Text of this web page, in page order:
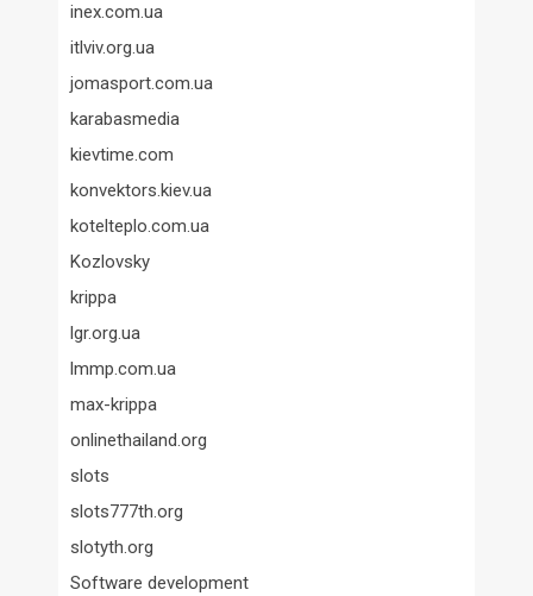
inex.com.ua
itlviv.org.ua
jomasport.com.ua
karabasmedia
kievtime.com
konvektors.kiev.ua
kotelteplo.com.ua
Kozlovsky
krippa
lgr.org.ua
lmmp.com.ua
max-krippa
onlinethailand.org
slots
slots777th.org
slotyth.org
Software development